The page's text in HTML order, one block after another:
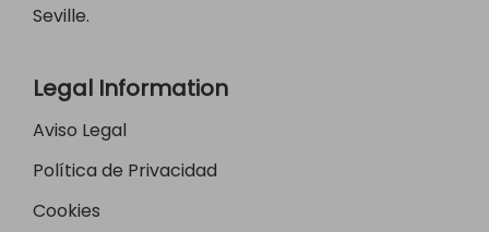
Seville.
Legal Information
Aviso Legal
Política de Privacidad
Cookies